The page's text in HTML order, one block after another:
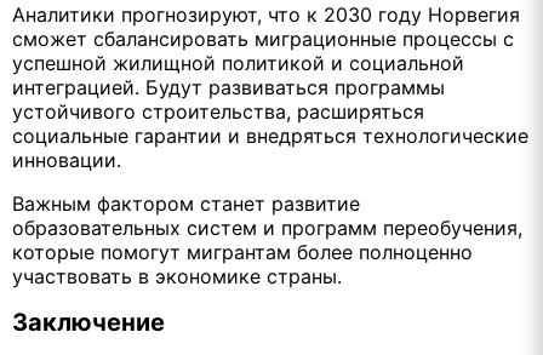
Аналитики прогнозируют, что к 2030 году Норвегия
сможет сбалансировать миграционные процессы с
успешной жилищной политикой и социальной
интеграцией. Будут развиваться программы
устойчивого строительства, расширяться
социальные гарантии и внедряться технологические
инновации.
Важным фактором станет развитие
образовательных систем и программ переобучения,
которые помогут мигрантам более полноценно
участвовать в экономике страны.
Заключение